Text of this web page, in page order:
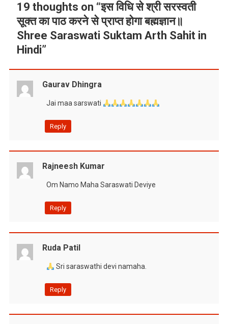
19 thoughts on “इस विधि से श्री सरस्वती
सूक्त का पाठ करने से प्राप्त होगा बह्मज्ञान॥
Shree Saraswati Suktam Arth Sahit in
Hindi”
Gaurav Dhingra
Jai maa sarswati
Reply
Rajneesh Kumar
Om Namo Maha Saraswati Deviye
Reply
Ruda Patil
Sri saraswathi devi namaha.
Reply